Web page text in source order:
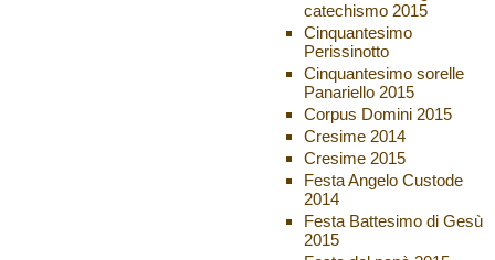
catechismo 2015
Cinquantesimo
Perissinotto
Cinquantesimo sorelle
Panariello 2015
Corpus Domini 2015
Cresime 2014
Cresime 2015
Festa Angelo Custode
2014
Festa Battesimo di Gesù
2015